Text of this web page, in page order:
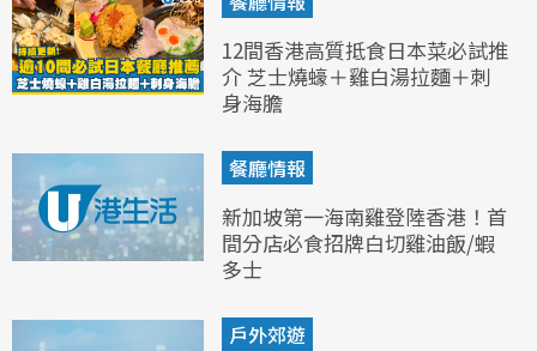
12間香港高質抵食日本菜必試推
介 芝士燒蠔＋雞白湯拉麵＋刺
身海膽
餐廳情報
新加坡第一海南雞登陸香港！首
間分店必食招牌白切雞油飯/蝦
多士
戶外郊遊